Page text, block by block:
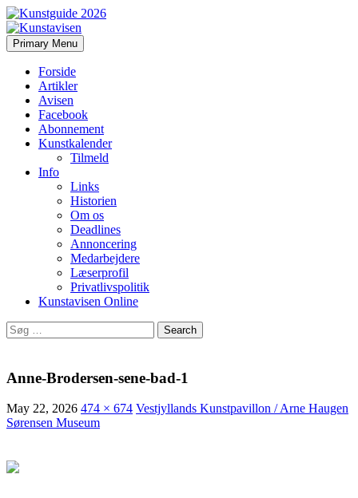
Kunstavisen
Search
Primary Menu Skip
to
Forside
Artikler
Avisen
Facebook
Abonnement
Kunstkalender
Tilmeld
Info
Links
Historien
Om os
Deadlines
Annoncering
Medarbejdere
Læserprofil
Privatlivspolitik
Kunstavisen Online
Search
for:
Anne-Brodersen-sene-bad-1
May 22, 2026 474 × 674 Vestjyllands Kunstpavillon / Arne Haugen
Sørensen Museum